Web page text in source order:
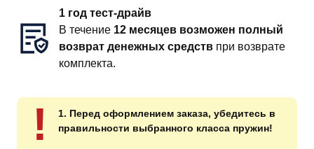
1 год тест-драйв
В течение 12 месяцев возможен полный
возврат денежных средств при возврате
комплекта.
!
1. Перед оформлением заказа, убедитесь в
правильности выбранного класса пружин!